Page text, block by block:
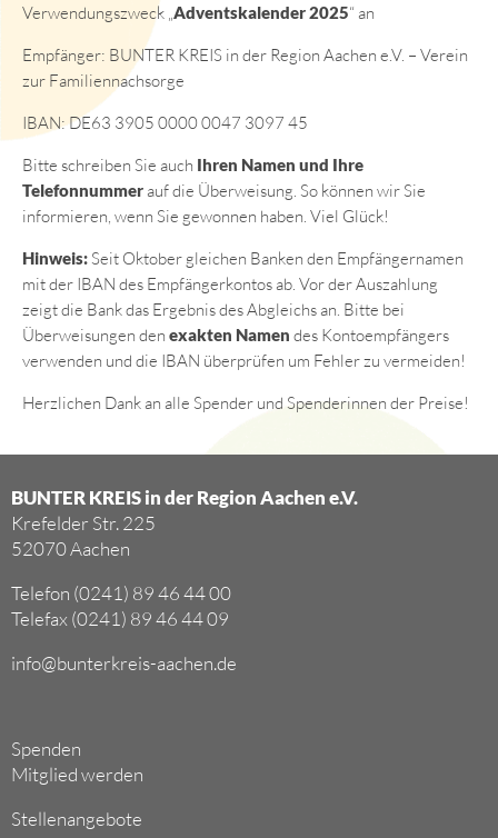
Verwendungszweck „Adventskalender 2025“ an
Empfänger: BUNTER KREIS in der Region Aachen e.V. – Verein
zur Familiennachsorge
IBAN: DE63 3905 0000 0047 3097 45
Bitte schreiben Sie auch Ihren Namen und Ihre
Telefonnummerauf die Überweisung. So können wir Sie
informieren, wenn Sie gewonnen haben. Viel Glück!
Hinweis:Seit Oktober gleichen Banken den Empfängernamen
mit der IBAN des Empfängerkontos ab. Vor der Auszahlung
zeigt die Bank das Ergebnis des Abgleichs an. Bitte bei
Überweisungen den exakten Namen des Kontoempfängers
verwenden und die IBAN überprüfen um Fehler zu vermeiden!
Herzlichen Dank an alle Spender und Spenderinnen der Preise!
BUNTER KREIS in der Region Aachen e.V.
Krefelder Str. 225
52070 Aachen
Telefon (0241) 89 46 44 00
Telefax (0241) 89 46 44 09
info@bunterkreis-aachen.de
Spenden
Mitglied werden
Stellenangebote